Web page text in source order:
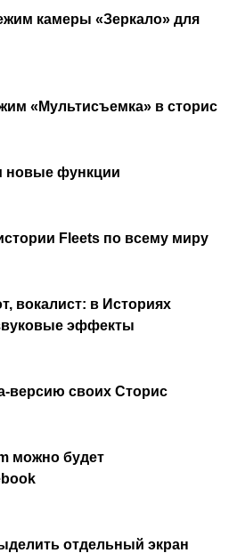
камеры «Зеркало» для
«Мультисъемка» в сторис
новые функции
Fleets по всему миру
вокалист: в Историях
эффекты
версию своих Сторис
можно будет
отдельный экран